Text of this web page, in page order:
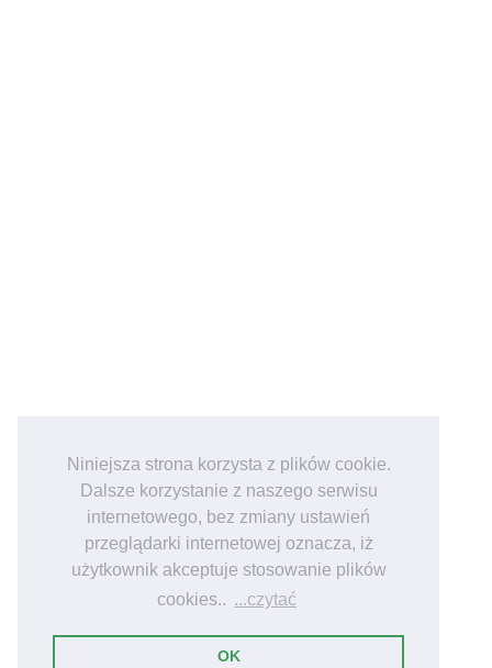
Niniejsza strona korzysta z plików cookie.
Dalsze korzystanie z naszego serwisu
internetowego, bez zmiany ustawień
przeglądarki internetowej oznacza, iż
użytkownik akceptuje stosowanie plików
cookies.. ...czytać
OK